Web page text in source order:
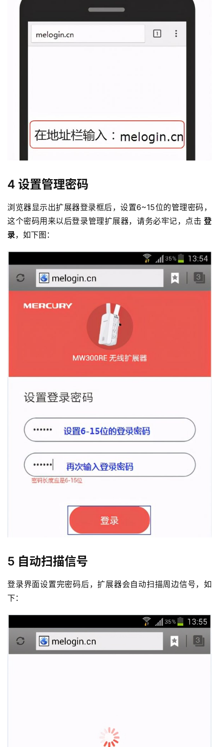
4 设置管理密码
浏览器显示出扩展器登录框后，设置6~15位的管理密码，
这个密码用来以后登录管理扩展器，请务必牢记，点击 登
录，如下图：
5 自动扫描信号
登录界面设置完密码后，扩展器会自动扫描周边信号，如
下：